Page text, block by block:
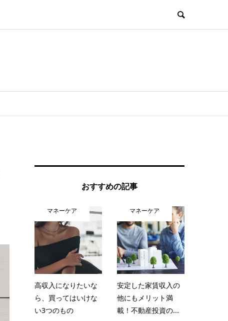
おすすめの記事
マネーケア
高収入になりたいな
ら、買ってはいけな
い3つのもの
マネーケア
安定した家賃収入の
他にもメリット満
載！不動産投資の...